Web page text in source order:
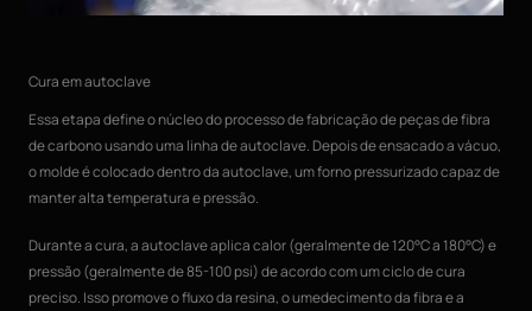
Cura em autoclave
Essa etapa define o núcleo do processo de fabricação de peças de fibra
de carbono usando uma linha de autoclave. Depois de ensacado a vácuo,
o molde é colocado dentro da autoclave, um forno pressurizado capaz de
manter alta temperatura e pressão.
Durante a cura, a autoclave aplica calor (geralmente de 120°C a 180°C) e
pressão (geralmente de 85-100 psi) de acordo com um ciclo de cura
preciso. Isso promove o fluxo da resina, o umedecimento da fibra e a